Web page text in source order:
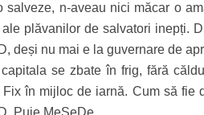
salveze, n-aveau nici măcar o
plăvanilor de salvatori inepți.
deși nu mai e la guvernare de
capitala se zbate în frig, fără
Fix în mijloc de iarnă. Cum să fie
Puie MeSeDe.